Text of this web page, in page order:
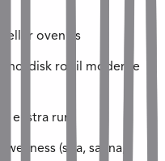
eller ovenlys
nordisk ro til moderne
ekstra rum
(spa, sauna,